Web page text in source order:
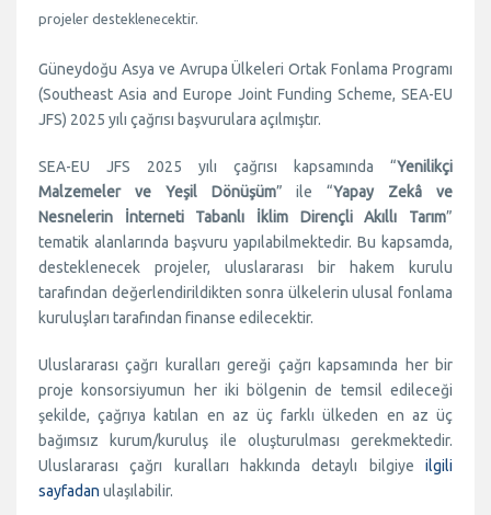
projeler desteklenecektir.
Güneydoğu Asya ve Avrupa Ülkeleri Ortak Fonlama Programı
(Southeast Asia and Europe Joint Funding Scheme, SEA-EU
JFS) 2025 yılı çağrısı başvurulara açılmıştır.
SEA-EU JFS 2025 yılı çağrısı kapsamında “Yenilikçi
Malzemeler ve Yeşil Dönüşüm” ile “Yapay Zekâ ve
Nesnelerin İnterneti Tabanlı İklim Dirençli Akıllı Tarım”
tematik alanlarında başvuru yapılabilmektedir. Bu kapsamda,
desteklenecek projeler, uluslararası bir hakem kurulu
tarafından değerlendirildikten sonra ülkelerin ulusal fonlama
kuruluşları tarafından finanse edilecektir.
Uluslararası çağrı kuralları gereği çağrı kapsamında her bir
proje konsorsiyumun her iki bölgenin de temsil edileceği
şekilde, çağrıya katılan en az üç farklı ülkeden en az üç
bağımsız kurum/kuruluş ile oluşturulması gerekmektedir.
Uluslararası çağrı kuralları hakkında detaylı bilgiye ilgili
sayfadan ulaşılabilir.